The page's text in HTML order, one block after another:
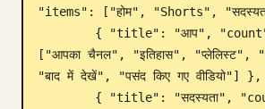
"items": ["होम", "Shorts",
["आपका चैनल", "इतिहास", "प्लेलिस्ट",
"बाद में देखें", "पसंद किए गए वीडियो"] },